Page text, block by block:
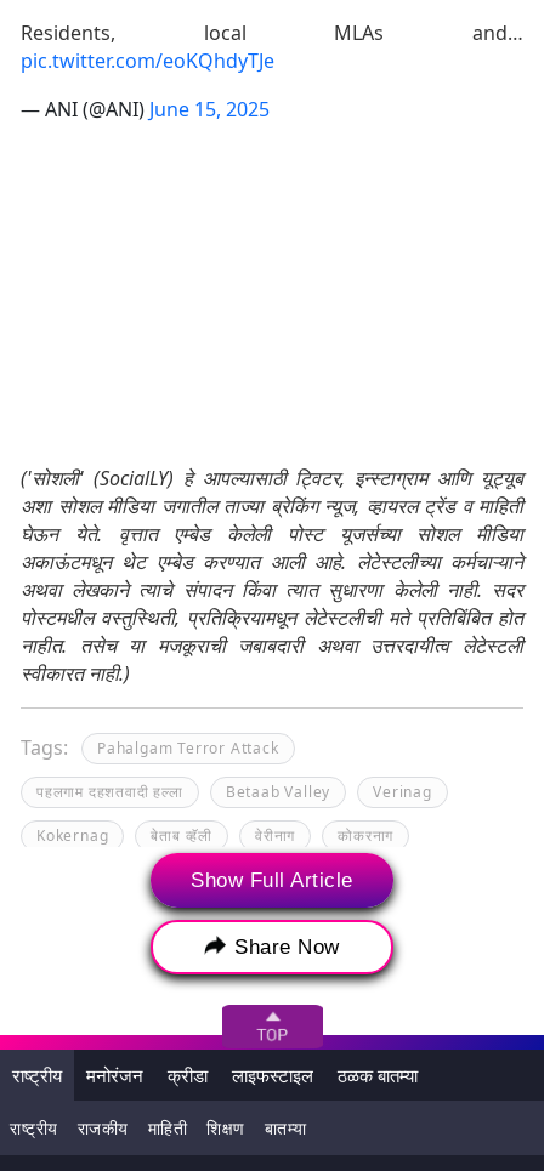
Residents, local MLAs and…
pic.twitter.com/eoKQhdyTJe
— ANI (@ANI) June 15, 2025
('सोशली' (SocialLY) हे आपल्यासाठी ट्विटर, इन्स्टाग्राम आणि यूट्यूब
अशा सोशल मीडिया जगातील ताज्या ब्रेकिंग न्यूज, व्हायरल ट्रेंड व माहिती
घेऊन येते. वृत्तात एम्बेड केलेली पोस्ट यूजर्सच्या सोशल मीडिया
अकाऊंटमधून थेट एम्बेड करण्यात आली आहे. लेटेस्टलीच्या कर्मचाऱ्याने
अथवा लेखकाने त्याचे संपादन किंवा त्यात सुधारणा केलेली नाही. सदर
पोस्टमधील वस्तुस्थिती, प्रतिक्रियामधून लेटेस्टलीची मते प्रतिबिंबित होत
नाहीत. तसेच या मजकूराची जबाबदारी अथवा उत्तरदायीत्व लेटेस्टली
स्वीकारत नाही.)
Tags: Pahalgam Terror Attack
पहलगाम दहशतवादी हल्ला Betaab Valley Verinag
Kokernag बेताब व्हॅली वेरीनाग कोकरनाग
Show Full Article
Share Now
राष्ट्रीय मनोरंजन क्रीडा लाइफस्टाइल ठळक बातम्या
राष्ट्रीय राजकीय माहिती शिक्षण बातम्या